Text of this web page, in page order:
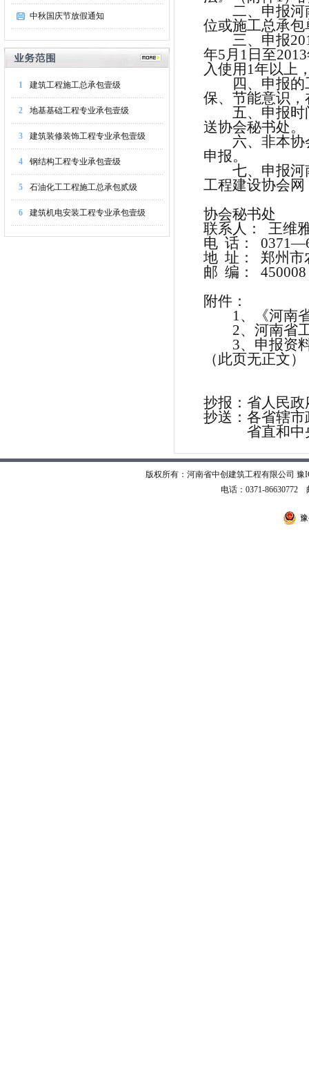
中秋国庆节放假通知
1 建筑工程施工总承包壹级
2 地基基础工程专业承包壹级
3 建筑装修装饰工程专业承包壹级
4 钢结构工程专业承包壹级
5 石油化工工程施工总承包贰级
6 建筑机电安装工程专业承包壹级
二、申报
位或施工总承
三、申报
年5月1日至
入使用1年以上
四、申报
保、节能意识
五、申报时
送协会秘书处。
六、非本
申报。
七、申报
工程建设协会网
协会秘书处
联系人： 王维
电 话：
地 址： 郑州市
邮 编： 450008
附件：
1、《河南
2、河南省
3、申报资
（此页无正文）
抄报：省人民
抄送：各省辖
省直和
版权所有：河南省中创建筑工程有限公司 豫
电话：0371-86630772